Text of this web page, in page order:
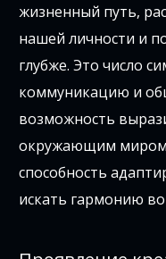
жизненный путь,
нашей личности и
глубже. Это число
коммуникацию и
возможность
окружающим
способность
искать гармонию